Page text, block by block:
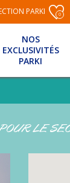
PARKI 0
NOS
EXCLUSIVITÉS
PARKI
LE